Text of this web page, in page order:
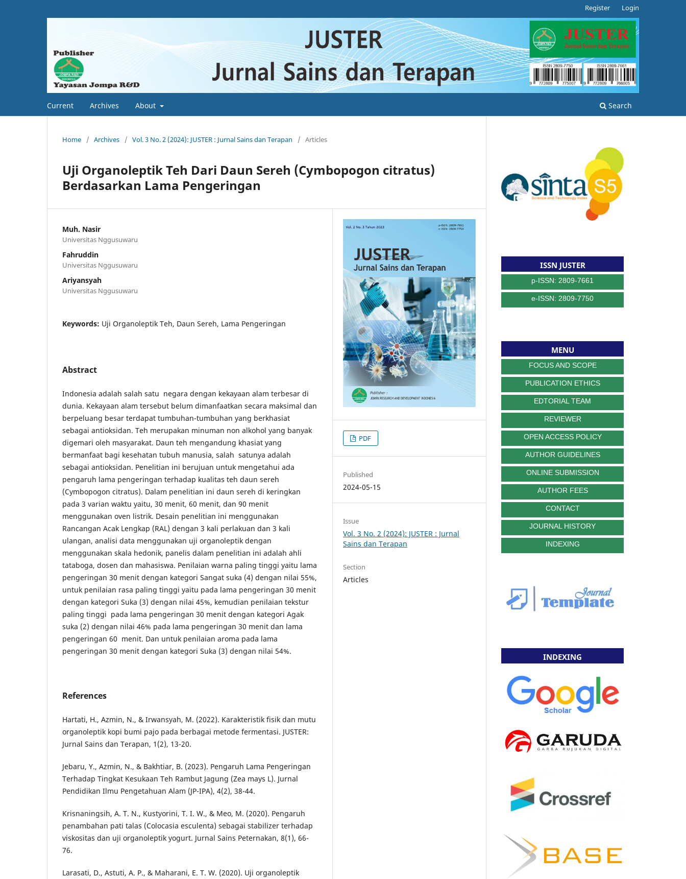
Current Archives About Search
Register Login
Home / Archives / Vol. 3 No. 2 (2024): JUSTER : Jurnal Sains dan Terapan / Articles
Uji Organoleptik Teh Dari Daun Sereh (Cymbopogon citratus)
Berdasarkan Lama Pengeringan
Muh. Nasir
Universitas Nggusuwaru
Fahruddin
Universitas Nggusuwaru
Ariyansyah
Universitas Nggusuwaru
Keywords: Uji Organoleptik Teh, Daun Sereh, Lama Pengeringan
Abstract
Indonesia adalah salah satu negara dengan kekayaan alam terbesar di
dunia. Kekayaan alam tersebut belum dimanfaatkan secara maksimal dan
berpeluang besar terdapat tumbuhan-tumbuhan yang berkhasiat
sebagai antioksidan. Teh merupakan minuman non alkohol yang banyak
digemari oleh masyarakat. Daun teh mengandung khasiat yang
bermanfaat bagi kesehatan tubuh manusia, salah satunya adalah
sebagai antioksidan. Penelitian ini berujuan untuk mengetahui ada
pengaruh lama pengeringan terhadap kualitas teh daun sereh
(Cymbopogon citratus). Dalam penelitian ini daun sereh di keringkan
pada 3 varian waktu yaitu, 30 menit, 60 menit, dan 90 menit
menggunakan oven listrik. Desain penelitian ini menggunakan
Rancangan Acak Lengkap (RAL) dengan 3 kali perlakuan dan 3 kali
ulangan, analisi data menggunakan uji organoleptik dengan
menggunakan skala hedonik, panelis dalam penelitian ini adalah ahli
tataboga, dosen dan mahasiswa. Penilaian warna paling tinggi yaitu lama
pengeringan 30 menit dengan kategori Sangat suka (4) dengan nilai 55%,
untuk penilaian rasa paling tinggi yaitu pada lama pengeringan 30 menit
dengan kategori Suka (3) dengan nilai 45%, kemudian penilaian tekstur
paling tinggi pada lama pengeringan 30 menit dengan kategori Agak
suka (2) dengan nilai 46% pada lama pengeringan 30 menit dan lama
pengeringan 60 menit. Dan untuk penilaian aroma pada lama
pengeringan 30 menit dengan kategori Suka (3) dengan nilai 54%.
References
Hartati, H., Azmin, N., & Irwansyah, M. (2022). Karakteristik fisik dan mutu
organoleptik kopi bumi pajo pada berbagai metode fermentasi. JUSTER:
Jurnal Sains dan Terapan, 1(2), 13-20.
Jebaru, Y., Azmin, N., & Bakhtiar, B. (2023). Pengaruh Lama Pengeringan
Terhadap Tingkat Kesukaan Teh Rambut Jagung (Zea mays L). Jurnal
Pendidikan Ilmu Pengetahuan Alam (JP-IPA), 4(2), 38-44.
Krisnaningsih, A. T. N., Kustyorini, T. I. W., & Meo, M. (2020). Pengaruh
penambahan pati talas (Colocasia esculenta) sebagai stabilizer terhadap
viskositas dan uji organoleptik yogurt. Jurnal Sains Peternakan, 8(1), 66-
76.
Larasati, D., Astuti, A. P., & Maharani, E. T. W. (2020). Uji organoleptik
PDF
Published
2024-05-15
Issue
Vol. 3 No. 2 (2024): JUSTER : Jurnal
Sains dan Terapan
Section
Articles
ISSN JUSTER
p-ISSN: 2809-7661
e-ISSN: 2809-7750
MENU
FOCUS AND SCOPE
PUBLICATION ETHICS
EDTORIAL TEAM
REVIEWER
OPEN ACCESS POLICY
AUTHOR GUIDELINES
ONLINE SUBMISSION
AUTHOR FEES
CONTACT
JOURNAL HISTORY
INDEXING
INDEXING